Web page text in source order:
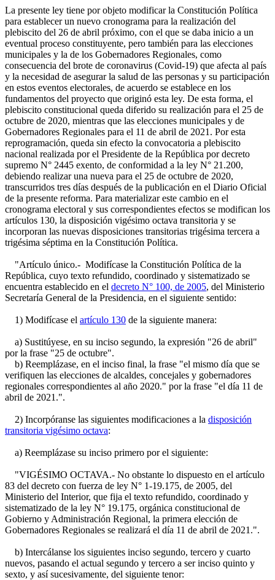
La presente ley tiene por objeto modificar la Constitución Política
para establecer un nuevo cronograma para la realización del
plebiscito del 26 de abril próximo, con el que se daba inicio a un
eventual proceso constituyente, pero también para las elecciones
municipales y la de los Gobernadores Regionales, como
consecuencia del brote de coronavirus (Covid-19) que afecta al país
y la necesidad de asegurar la salud de las personas y su participación
en estos eventos electorales, de acuerdo se establece en los
fundamentos del proyecto que originó esta ley. De esta forma, el
plebiscito constitucional queda diferido su realización para el 25 de
octubre de 2020, mientras que las elecciones municipales y de
Gobernadores Regionales para el 11 de abril de 2021. Por esta
reprogramación, queda sin efecto la convocatoria a plebiscito
nacional realizada por el Presidente de la República por decreto
supremo N° 2445 exento, de conformidad a la ley N° 21.200,
debiendo realizar una nueva para el 25 de octubre de 2020,
transcurridos tres días después de la publicación en el Diario Oficial
de la presente reforma. Para materializar este cambio en el
cronograma electoral y sus correspondientes efectos se modifican los
artículos 130, la disposición vigésimo octava transitoria y se
incorporan las nuevas disposiciones transitorias trigésima tercera a
trigésima séptima en la Constitución Política.
"Artículo único.- Modifícase la Constitución Política de la
República, cuyo texto refundido, coordinado y sistematizado se
encuentra establecido en el decreto N° 100, de 2005, del Ministerio
Secretaría General de la Presidencia, en el siguiente sentido:
1) Modifícase el artículo 130 de la siguiente manera:
a) Sustitúyese, en su inciso segundo, la expresión "26 de abril"
por la frase "25 de octubre".
b) Reemplázase, en el inciso final, la frase "el mismo día que se
verifiquen las elecciones de alcaldes, concejales y gobernadores
regionales correspondientes al año 2020." por la frase "el día 11 de
abril de 2021.".
2) Incorpóranse las siguientes modificaciones a la disposición
transitoria vigésimo octava:
a) Reemplázase su inciso primero por el siguiente:
"VIGÉSIMO OCTAVA.- No obstante lo dispuesto en el artículo
83 del decreto con fuerza de ley N° 1-19.175, de 2005, del
Ministerio del Interior, que fija el texto refundido, coordinado y
sistematizado de la ley N° 19.175, orgánica constitucional de
Gobierno y Administración Regional, la primera elección de
Gobernadores Regionales se realizará el día 11 de abril de 2021.".
b) Intercálanse los siguientes inciso segundo, tercero y cuarto
nuevos, pasando el actual segundo y tercero a ser inciso quinto y
sexto, y así sucesivamente, del siguiente tenor: